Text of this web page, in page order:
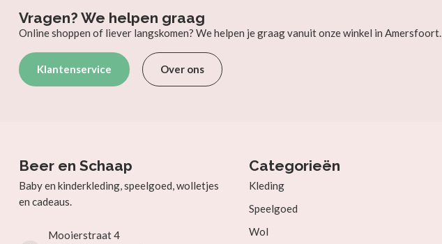
Vragen? We helpen graag
Online shoppen of liever langskomen? We helpen je graag vanuit onze winkel in Amersfoort.
Klantenservice Over ons
Beer en Schaap
Baby en kinderkleding, speelgoed, wolletjes
en cadeaus.
Mooierstraat 4
Categorieën
Kleding
Speelgoed
Wol